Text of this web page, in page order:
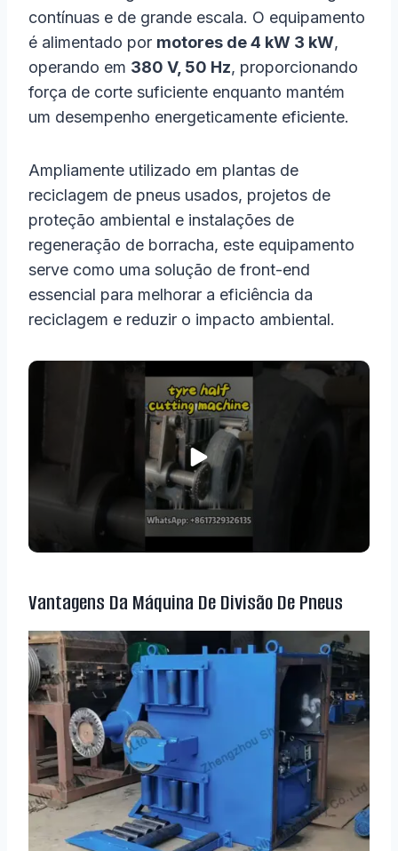
contínuas e de grande escala. O equipamento
é alimentado por motores de 4 kW 3 kW,
operando em 380 V, 50 Hz, proporcionando
força de corte suficiente enquanto mantém
um desempenho energeticamente eficiente.
Ampliamente utilizado em plantas de
reciclagem de pneus usados, projetos de
proteção ambiental e instalações de
regeneração de borracha, este equipamento
serve como uma solução de front-end
essencial para melhorar a eficiência da
reciclagem e reduzir o impacto ambiental.
Vantagens Da Máquina De Divisão De Pneus